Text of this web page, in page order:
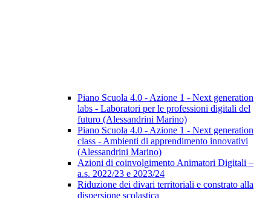
Piano Scuola 4.0 - Azione 1 - Next generation
labs - Laboratori per le professioni digitali del
futuro (Alessandrini Marino)
Piano Scuola 4.0 - Azione 1 - Next generation
class - Ambienti di apprendimento innovativi
(Alessandrini Marino)
Azioni di coinvolgimento Animatori Digitali –
a.s. 2022/23 e 2023/24
Riduzione dei divari territoriali e constrato alla
dispersione scolastica